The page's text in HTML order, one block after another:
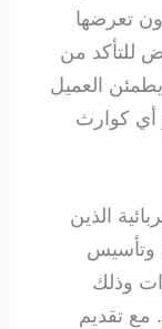
تعرضها
للتأكد من
العميل
كوارث
الذين
وتأسيس
وذلك
مع تقديم